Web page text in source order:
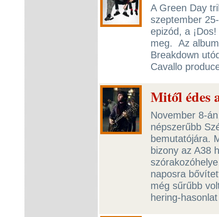
A Green Day
szeptember
epizód, a
meg. Az
Breakdown
Cavallo
Mitől édes
November 8-
népszerűbb
bemutatójára.
bizony az A38
naposra
még sűrűbb
hering-